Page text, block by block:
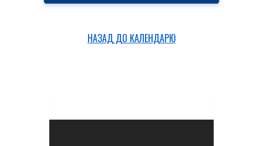
НАЗАД ДО КАЛЕНДАРЮ